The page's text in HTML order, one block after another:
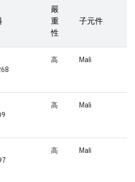
嚴
重
性
子元件
高 Mali
高 Mali
高 Mali